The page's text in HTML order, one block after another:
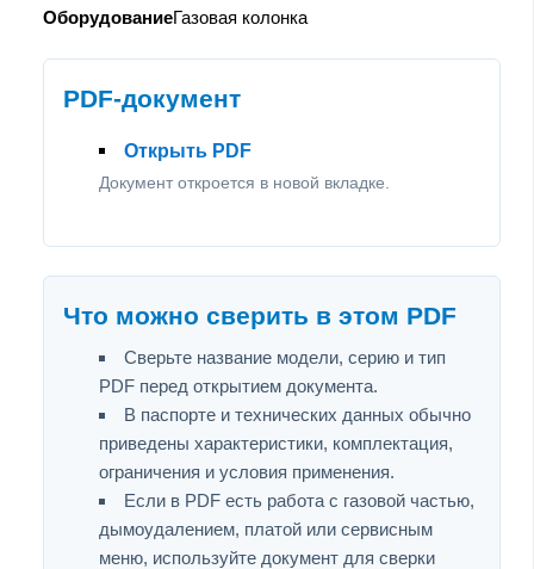
ОборудованиеГазовая колонка
PDF-документ
Открыть PDF
Документ откроется в новой вкладке.
Что можно сверить в этом PDF
Сверьте название модели, серию и тип
PDF перед открытием документа.
В паспорте и технических данных обычно
приведены характеристики, комплектация,
ограничения и условия применения.
Если в PDF есть работа с газовой частью,
дымоудалением, платой или сервисным
меню, используйте документ для сверки